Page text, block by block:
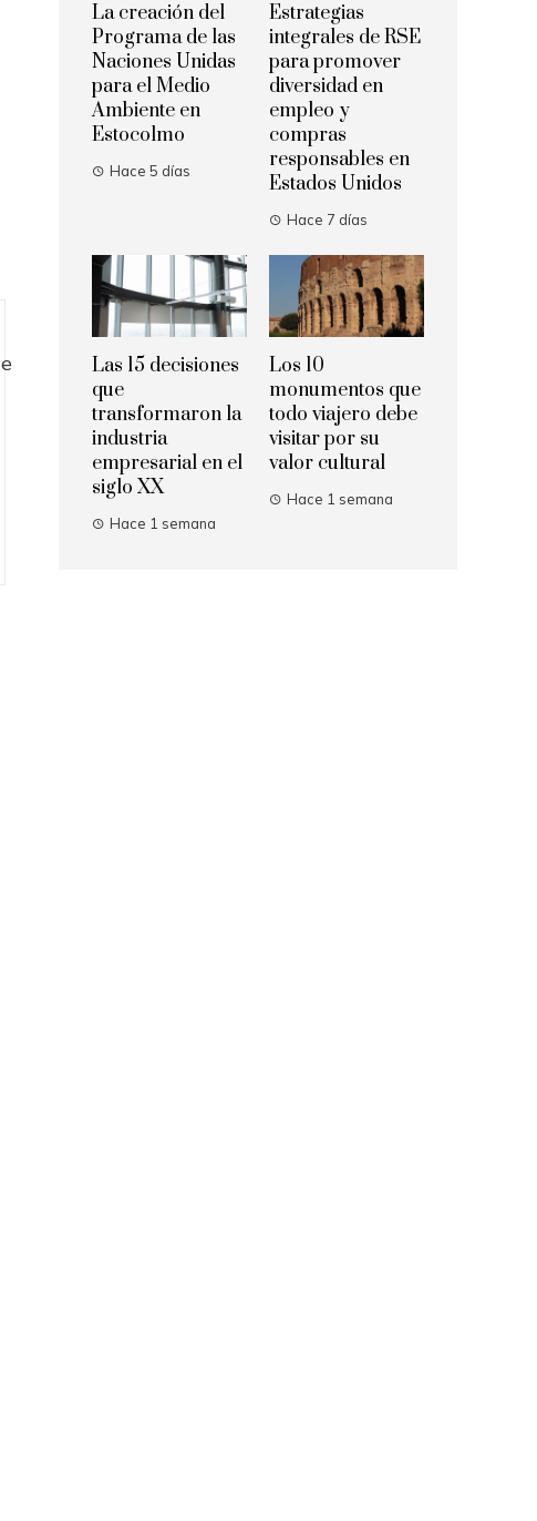
La creación del
Programa de las
Naciones Unidas
para el Medio
Ambiente en
Estocolmo
Hace 5 días
Estrategias
integrales de RSE
para promover
diversidad en
empleo y
compras
responsables en
Estados Unidos
Hace 7 días
Las 15 decisiones
que
transformaron la
industria
empresarial en el
siglo XX
Hace 1 semana
Los 10
monumentos que
todo viajero debe
visitar por su
valor cultural
Hace 1 semana